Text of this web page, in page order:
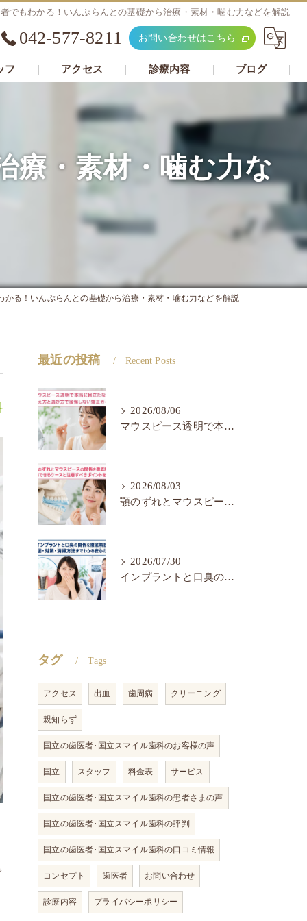
でもわかる！いんぷらんとの基礎から治療・素材・噛む力などを解説
042-577-8211 お問い合わせはこちら
フ アクセス 診療内容 ブログ
療・素材・噛む力な
かる！いんぷらんとの基礎から治療・素材・噛む力などを解説
最近の投稿 Recent Posts
2026/08/06
マウスピース透明で本当に目立たない？見え方と選び方で後悔しない矯正ガイド
2026/08/03
顎のずれとマウスピースの関係を徹底解説｜改善できるケースと注意すべきポイントを整理
2026/07/30
インプラントと口臭の関係を徹底解説！原因・対策・清掃方法までわかる安心ガイド
タグ Tags
アクセス 出血 歯周病 クリーニング
親知らず
国立の歯医者･国立スマイル歯科のお客様の声
国立 スタッフ 料金表 サービス
国立の歯医者･国立スマイル歯科の患者さまの声
国立の歯医者･国立スマイル歯科の評判
国立の歯医者･国立スマイル歯科の口コミ情報
コンセプト 歯医者 お問い合わせ
診療内容 プライバシーポリシー